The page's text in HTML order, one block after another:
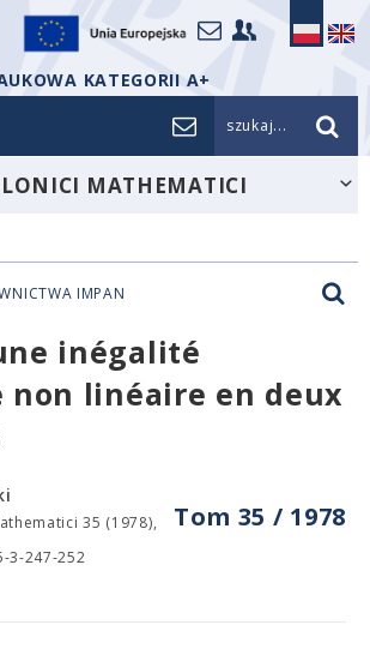
KATEGORII A+
szukaj...
MATHEMATICI
IMPAN
inégalité
non linéaire en deux
Tom 35 / 1978
35 (1978),
3-247-252